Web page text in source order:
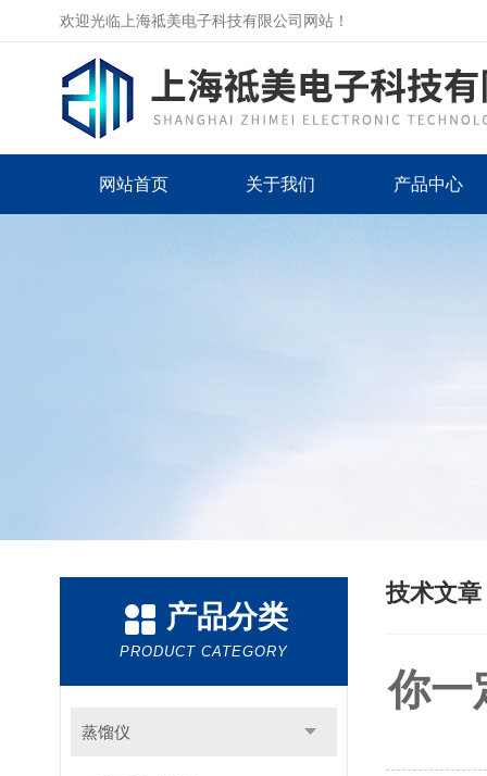
欢迎光临上海祗美电子科技有限公司网站！
网站首页 关于我们 产品中心
产品分类
PRODUCT CATEGORY
蒸馏仪
技术文章
你一